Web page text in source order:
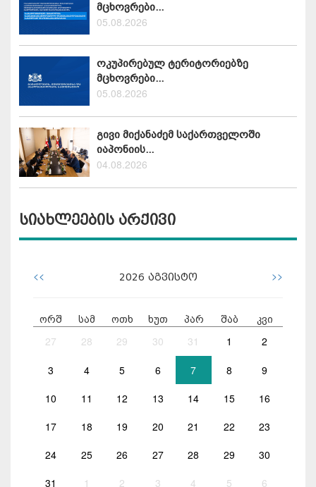
მცხოვრები...
05.08.2026
ოკუპირებულ ტერიტორიებზე
მცხოვრები...
05.08.2026
გივი მიქანაძემ საქართველოში
იაპონიის...
04.08.2026
სიახლეების არქივი
<< 2026 აგვისტო >>
ორშ სამ ოთხ ხუთ პარ შაბ კვი
27 28 29 30 31 1 2
3 4 5 6 7 8 9
10 11 12 13 14 15 16
17 18 19 20 21 22 23
24 25 26 27 28 29 30
31 1 2 3 4 5 6